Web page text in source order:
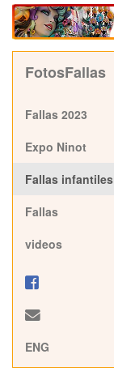
FotosFallas
Fallas 2023
Expo Ninot
Fallas infantiles
Fallas
videos
ENG